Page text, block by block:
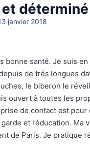
janvier 2018
bonne santé. Je suis
de trés longues
le biberon le
ouvert à toutes les
de contact est
garde et l’éducation.
de Paris. Je pratique